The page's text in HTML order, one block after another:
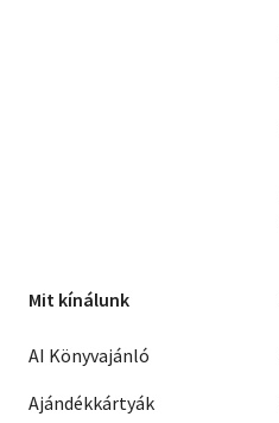
Mit kínálunk
AI Könyvajánló
Ajándékkártyák